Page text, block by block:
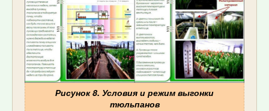
Рисунок 8. Условия и режим выгонки
тюльпанов